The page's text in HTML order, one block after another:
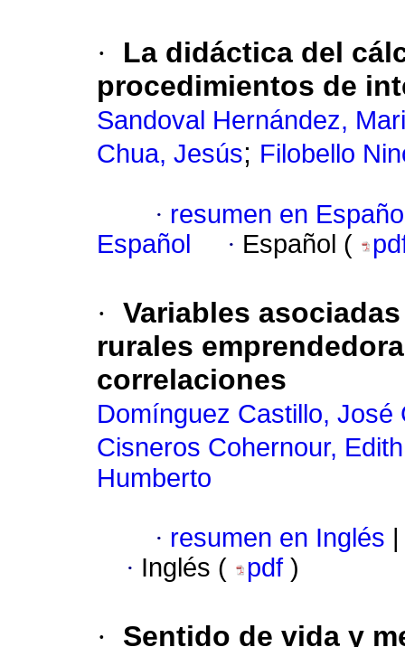
·
La didáctica del
procedimientos de
Sandoval Hernández,
Chua, Jesús; Filobello
· resumen en
Español
· Español (
· Variables
rurales
correlaciones
Domínguez Castillo, José
Cisneros Cohernour,
Humberto
· resumen en Inglés
· Inglés ( pdf )
·
Sentido de vida y